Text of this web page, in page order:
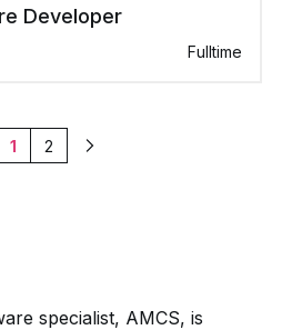
Developer
Fulltime
1 2 Volgende
specialist, AMCS, is